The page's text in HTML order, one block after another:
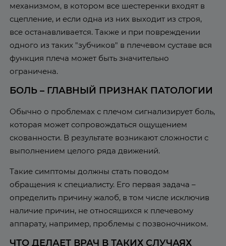
механизмом, в котором все шестеренки входят в
сцепление, и если одна из них выходит из строя,
все останавливается. Также и при повреждении
одного из таких "зубчиков" в плечевом суставе вся
функция плеча может быть значительно
ограничена.
БОЛЬ – ГЛАВНЫЙ ПРИЗНАК ПАТОЛОГИИ
Обычно о проблемах с плечом сигнализирует боль,
которая может сопровождаться ощущением
скованности. В результате возникают сложности с
выполнением целого ряда движений.
Такие симптомы должны стать поводом
обращения к специалисту. Его первая задача –
определить причину жалоб, в том числе исключив
наличие причин, не относящихся к плечевому
аппарату, например, проблемы с позвоночником.
ЧТО ДЕЛАЕТ ВРАЧ В ТАКИХ СЛУЧАЯХ